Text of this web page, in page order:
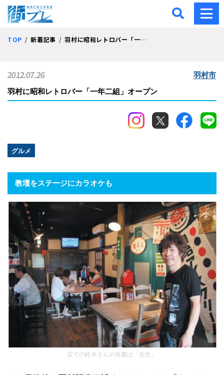
街プレ -東京・西多摩の
TOP 新着記事 羽村に昭和レトロバー「一年二組」オープン
羽村に昭和レトロバー「一年二組」オープン
グルメ
2012.07.26 羽村市
教壇をステージにカラオケも
店での鈴木さんの肩書は「先生」